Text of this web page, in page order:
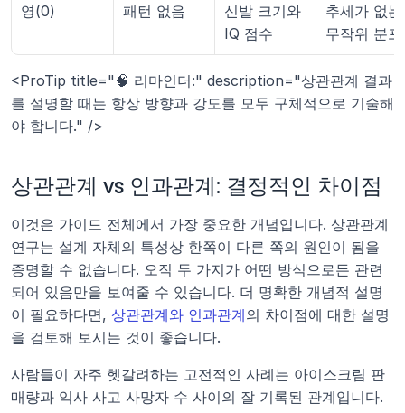
영(0) 패턴 없음
신발 크기와
IQ 점수
추세가 없는
무작위 분포
<ProTip title="🧠 리마인더:" description="상관관계 결과
를 설명할 때는 항상 방향과 강도를 모두 구체적으로 기술해
야 합니다." />
상관관계 vs 인과관계: 결정적인 차이점
이것은 가이드 전체에서 가장 중요한 개념입니다. 상관관계
연구는 설계 자체의 특성상 한쪽이 다른 쪽의 원인이 됨을
증명할 수 없습니다. 오직 두 가지가 어떤 방식으로든 관련
되어 있음만을 보여줄 수 있습니다. 더 명확한 개념적 설명
이 필요하다면, 상관관계와 인과관계의 차이점에 대한 설명
을 검토해 보시는 것이 좋습니다.
사람들이 자주 헷갈려하는 고전적인 사례는 아이스크림 판
매량과 익사 사고 사망자 수 사이의 잘 기록된 관계입니다.